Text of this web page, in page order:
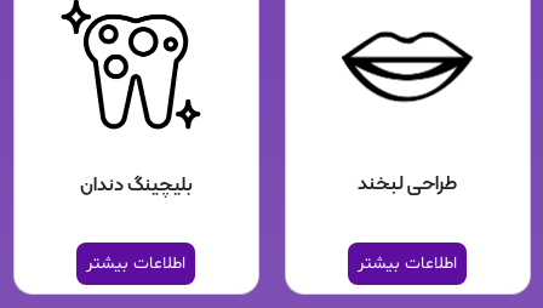
طراحی لبخند
اطلاعات بیشتر
بلیچینگ دندان
اطلاعات بیشتر